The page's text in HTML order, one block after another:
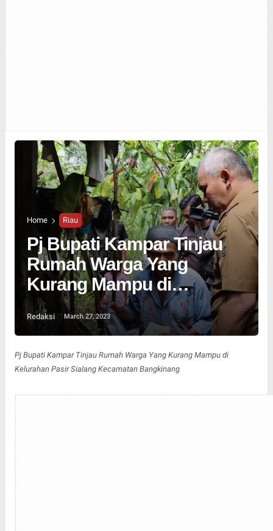
Home Riau
Pj Bupati Kampar Tinjau
Rumah Warga Yang
Kurang Mampu di
Kelurahan Pasir Sialang
Kecamatan Bangkinang
Redaksi March 27, 2023
Pj Bupati Kampar Tinjau Rumah Warga Yang Kurang Mampu di
Kelurahan Pasir Sialang Kecamatan Bangkinang